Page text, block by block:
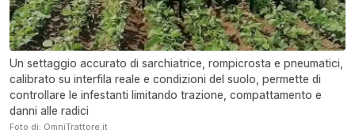
Un settaggio accurato di sarchiatrice, rompicrosta e pneumatici,
calibrato su interfila reale e condizioni del suolo, permette di
controllare le infestanti limitando trazione, compattamento e
danni alle radici
Foto di: OmniTrattore.it